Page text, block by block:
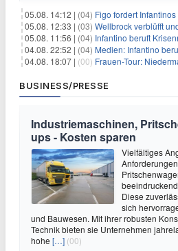
05.08. 14:12 | (04) Figo fordert Infantinos
05.08. 12:33 | (03) Wellbrock verblüfft und
05.08. 11:56 | (04) Infantino beruft
04.08. 22:52 | (04) Medien: Infantino beruft
04.08. 18:07 | (00) Frauen-Tour:
BUSINESS/PRESSE
Industriemaschinen,
ups - Kosten sparen
Vielfältiges
Diese
sich
und Bauwesen. Mit ihrer robusten
Technik bieten sie Unternehmen
hohe […] (00)